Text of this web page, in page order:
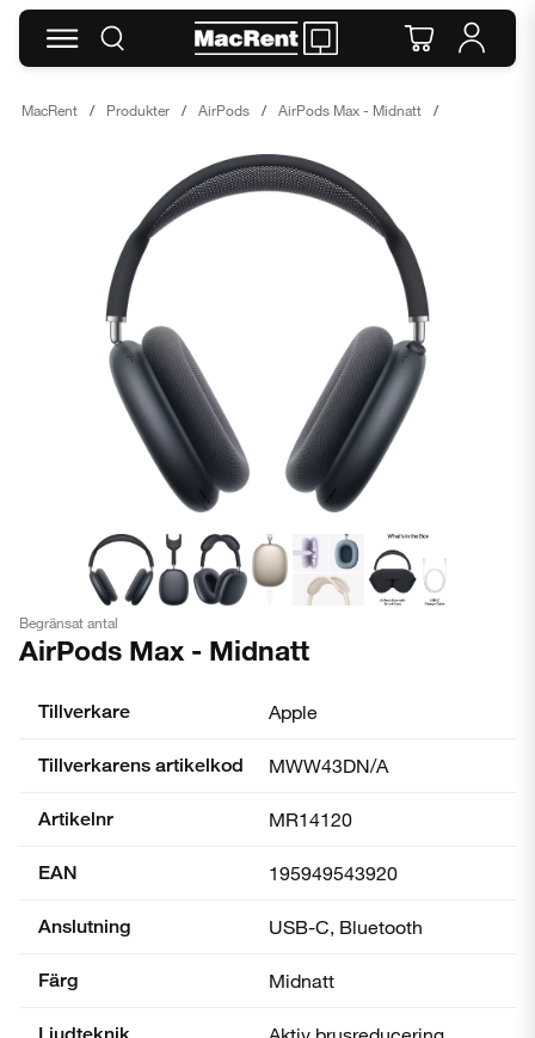
MacRent Produkter AirPods AirPods Max - Midnatt
Begränsat antal
AirPods Max - Midnatt
Tillverkare Apple
Tillverkarens artikelkod MWW43DN/A
Artikelnr MR14120
EAN 195949543920
Anslutning USB-C, Bluetooth
Färg Midnatt